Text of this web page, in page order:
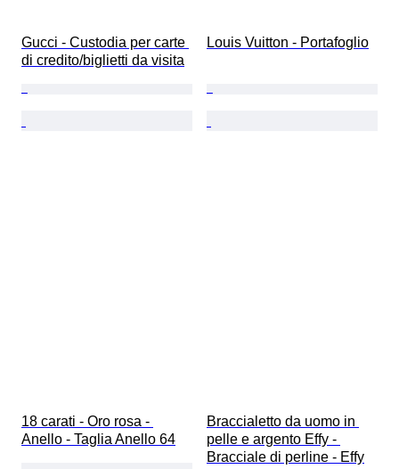
Gucci - Custodia per carte
di credito/biglietti da visita
Louis Vuitton - Portafoglio
18 carati - Oro rosa -
Anello - Taglia Anello 64
Braccialetto da uomo in
pelle e argento Effy -
Bracciale di perline - Effy